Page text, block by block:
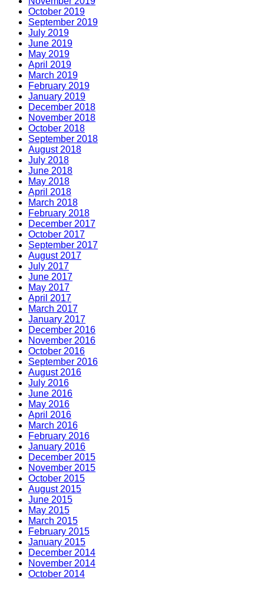
October 2019
September 2019
July 2019
June 2019
May 2019
April 2019
March 2019
February 2019
January 2019
December 2018
November 2018
October 2018
September 2018
August 2018
July 2018
June 2018
May 2018
April 2018
March 2018
February 2018
December 2017
October 2017
September 2017
August 2017
July 2017
June 2017
May 2017
April 2017
March 2017
January 2017
December 2016
November 2016
October 2016
September 2016
August 2016
July 2016
June 2016
May 2016
April 2016
March 2016
February 2016
January 2016
December 2015
November 2015
October 2015
August 2015
June 2015
May 2015
March 2015
February 2015
January 2015
December 2014
November 2014
October 2014